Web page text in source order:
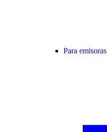
Para emisoras